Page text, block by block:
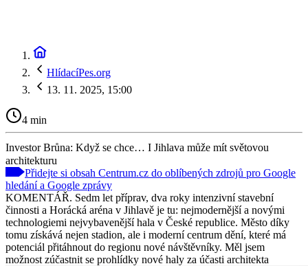
HlídacíPes.org
13. 11. 2025, 15:00
4 min
Investor Brůna: Když se chce… I Jihlava může mít světovou
architekturu
Přidejte si obsah Centrum.cz do oblíbených zdrojů pro Google
hledání a Google zprávy
KOMENTÁŘ. Sedm let příprav, dva roky intenzivní stavební
činnosti a Horácká aréna v Jihlavě je tu: nejmodernější a novými
technologiemi nejvybavenější hala v České republice. Město díky
tomu získává nejen stadion, ale i moderní centrum dění, které má
potenciál přitáhnout do regionu nové návštěvníky. Měl jsem
možnost zúčastnit se prohlídky nové haly za účasti architekta